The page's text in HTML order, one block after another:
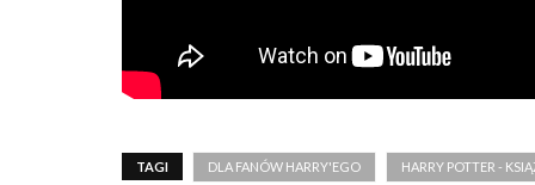
TAGI DLA FANÓW HARRY'EGO HARRY POTTER -